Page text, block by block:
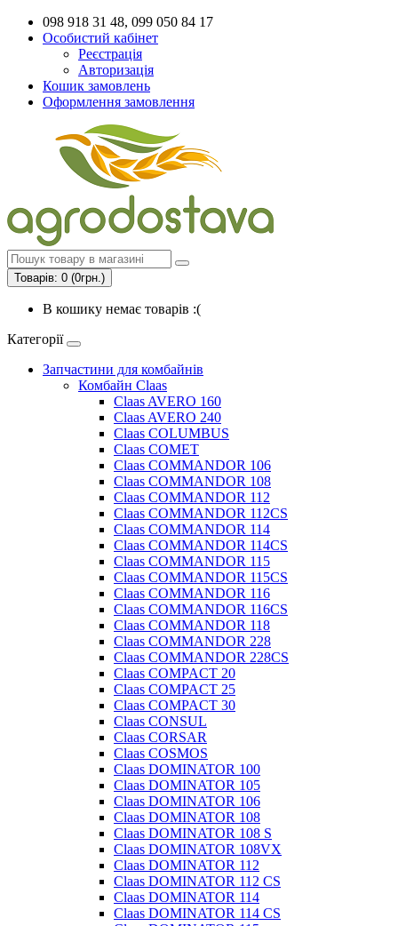
098 918 31 48, 099 050 84 17
Особистий кабінет
Реєстрація
Авторизація
Кошик замовлень
Оформлення замовлення
Товарів: 0 (0грн.)
В кошику немає товарів :(
Категорії
Запчастини для комбайнів
Комбайн Claas
Claas AVERO 160
Claas AVERO 240
Claas COLUMBUS
Claas COMET
Claas COMMANDOR 106
Claas COMMANDOR 108
Claas COMMANDOR 112
Claas COMMANDOR 112CS
Claas COMMANDOR 114
Claas COMMANDOR 114CS
Claas COMMANDOR 115
Claas COMMANDOR 115CS
Claas COMMANDOR 116
Claas COMMANDOR 116CS
Claas COMMANDOR 118
Claas COMMANDOR 228
Claas COMMANDOR 228CS
Claas COMPACT 20
Claas COMPACT 25
Claas COMPACT 30
Claas CONSUL
Claas CORSAR
Claas COSMOS
Claas DOMINATOR 100
Claas DOMINATOR 105
Claas DOMINATOR 106
Claas DOMINATOR 108
Claas DOMINATOR 108 S
Claas DOMINATOR 108VX
Claas DOMINATOR 112
Claas DOMINATOR 112 CS
Claas DOMINATOR 114
Claas DOMINATOR 114 CS